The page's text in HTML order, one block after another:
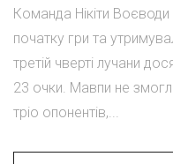
Команда Нікіти Воєводи
початку гри та
третій чверті лучани
23 очки. Мавпи не
тріо опонентів,...